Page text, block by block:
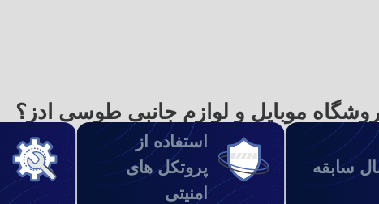
موبایل و لوازم جانبی طوسی ادز؟
استفاده از
پروتکل های
امنیتی